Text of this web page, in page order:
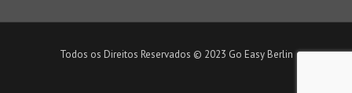
Todos os Direitos Reservados © 2023 Go Easy Berlin